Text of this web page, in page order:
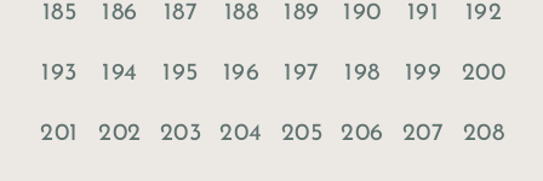
185 186 187 188 189 190 191 192
193 194 195 196 197 198 199 200
201 202 203 204 205 206 207 208